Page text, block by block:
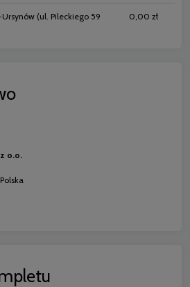
Ursynów (ul. Pileckiego 59
0,00 zł
o.o.